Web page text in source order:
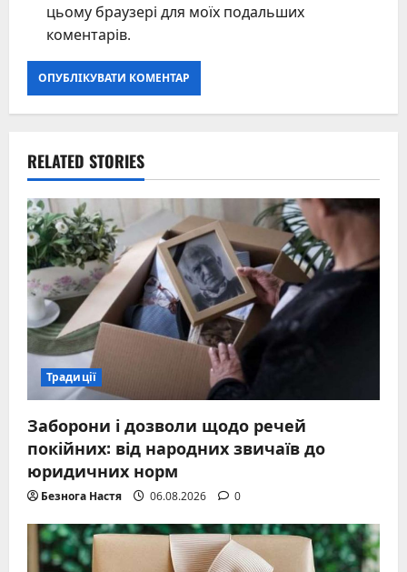
цьому браузері для моїх подальших
коментарів.
RELATED STORIES
Традиції
Заборони і дозволи щодо речей
покійних: від народних звичаїв до
юридичних норм
Безнога Настя 06.08.2026 0